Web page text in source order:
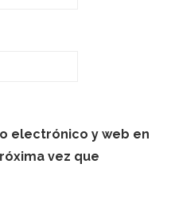
electrónico y web en
vez que